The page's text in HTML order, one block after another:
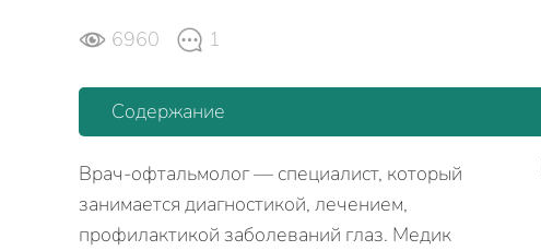
6960 1
Содержание
Врач-офтальмолог — специалист, который
занимается диагностикой, лечением,
профилактикой заболеваний глаз. Медик